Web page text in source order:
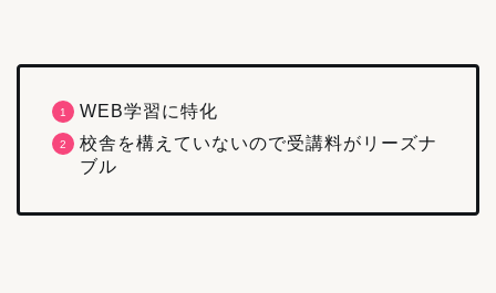
WEB学習に特化
校舎を構えていないので受講料がリーズナ
ブル